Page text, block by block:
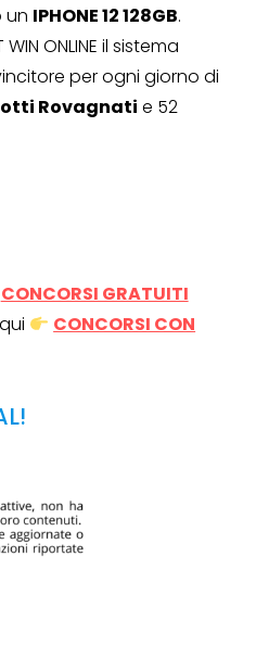
un IPHONE 12 128GB.
ONLINE il sistema
per ogni giorno di
Rovagnati e 52
CONCORSI GRATUITI
CONCORSI CON